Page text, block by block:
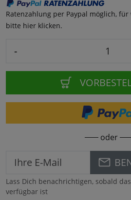
Ratenzahlung per Paypal möglich,
bitte hier klicken.
-
oder
Lass Dich benachrichtigen, sobald
verfügbar ist